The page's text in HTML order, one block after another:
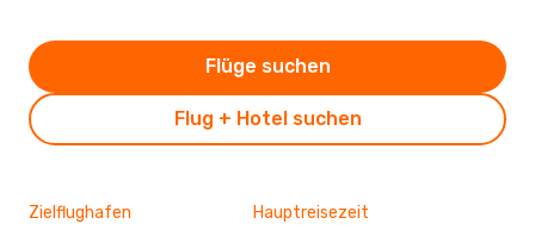
Flug + Hotel suchen
Flüge suchen
Zielflughafen Hauptreisezeit